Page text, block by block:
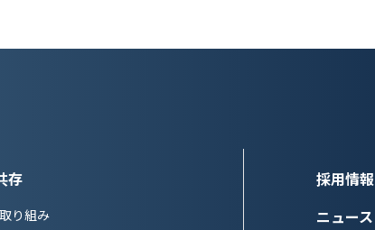
存
り組み
採用情報
ニュース